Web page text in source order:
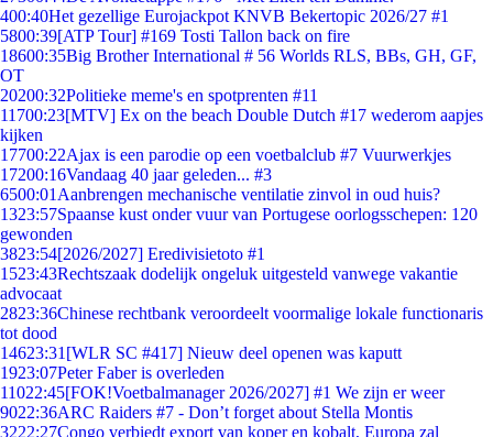
400:40Het gezellige Eurojackpot KNVB Bekertopic 2026/27 #1
5800:39[ATP Tour] #169 Tosti Tallon back on fire
18600:35Big Brother International # 56 Worlds RLS, BBs, GH, GF,
OT
20200:32Politieke meme's en spotprenten #11
11700:23[MTV] Ex on the beach Double Dutch #17 wederom aapjes
kijken
17700:22Ajax is een parodie op een voetbalclub #7 Vuurwerkjes
17200:16Vandaag 40 jaar geleden... #3
6500:01 Aanbrengen mechanische ventilatie zinvol in oud huis?
1323:57Spaanse kust onder vuur van Portugese oorlogsschepen: 120
gewonden
3823:54[2026/2027] Eredivisietoto #1
1523:43Rechtszaak dodelijk ongeluk uitgesteld vanwege vakantie
advocaat
2823:36Chinese rechtbank veroordeelt voormalige lokale functionaris
tot dood
14623:31 [WLR SC #417] Nieuw deel openen was kaputt
1923:07Peter Faber is overleden
11022:45[FOK!Voetbalmanager 2026/2027] #1 We zijn er weer
9022:36ARC Raiders #7 - Don’t forget about Stella Montis
3222:27Congo verbiedt export van koper en kobalt, Europa zal